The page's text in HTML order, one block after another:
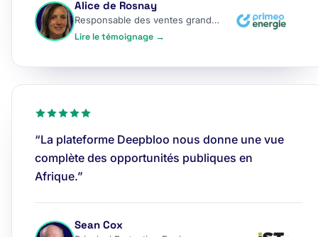
Alice de Rosnay
Responsable des ventes grands comptes
Lire le témoignage →
“La plateforme Deepbloo nous donne une vue
complète des opportunités publiques en
Afrique.”
Sean Cox